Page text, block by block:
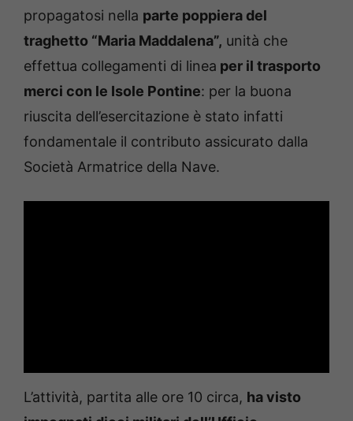
propagatosi nella parte poppiera del
traghetto “Maria Maddalena”, unità che
effettua collegamenti di linea per il trasporto
merci con le Isole Pontine: per la buona
riuscita dell’esercitazione è stato infatti
fondamentale il contributo assicurato dalla
Società Armatrice della Nave.
L’attività, partita alle ore 10 circa, ha visto